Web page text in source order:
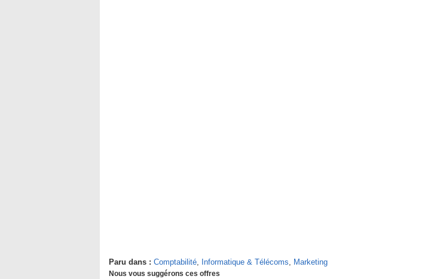
Paru dans : Comptabilité, Informatique & Télécoms, Marketing
Nous vous suggérons ces offres